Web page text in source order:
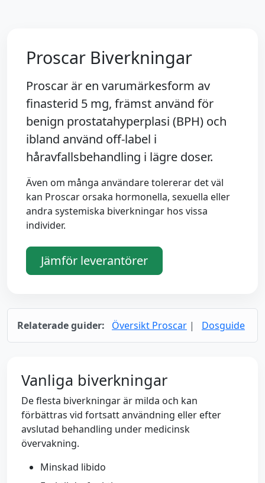
Proscar Biverkningar
Proscar är en varumärkesform av
finasterid 5 mg, främst använd för
benign prostatahyperplasi (BPH) och
ibland använd off-label i
håravfallsbehandling i lägre doser.
Även om många användare tolererar det väl
kan Proscar orsaka hormonella, sexuella eller
andra systemiska biverkningar hos vissa
individer.
Jämför leverantörer
Relaterade guider: Översikt Proscar | Dosguide
Vanliga biverkningar
De flesta biverkningar är milda och kan
förbättras vid fortsatt användning eller efter
avslutad behandling under medicinsk
övervakning.
Minskad libido